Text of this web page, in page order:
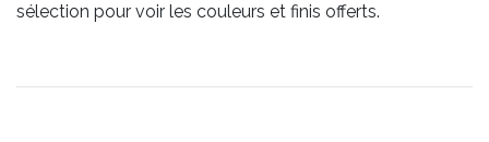
sélection pour voir les couleurs et finis offerts.